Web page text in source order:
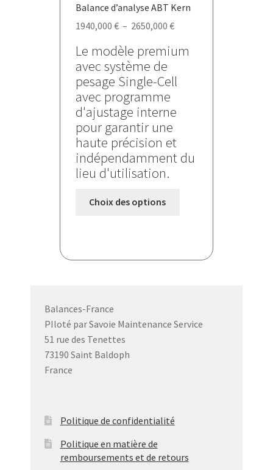
produit
Balance d’analyse ABT Kern
1940,000 € – 2650,000 €Plage
prix :
à
Le modèle premium
avec système de
pesage Single-Cell
avec programme
d'ajustage interne
pour garantir une
haute précision et
indépendamment du
lieu d'utilisation.
Choix des options
variations.
Balances-France
PIloté par Savoie Maintenance Service
51 rue des Tenettes
73190 Saint Baldoph
France
Politique de confidentialité
Politique en matière de
remboursements et de retours